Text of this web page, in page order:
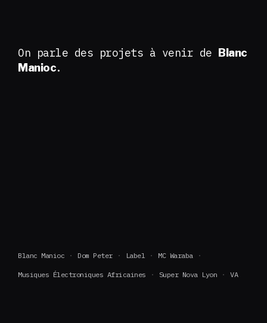
On parle des projets à venir de
Blanc
Manioc.
Blanc Manioc Dom Peter Label MC Waraba
Musiques Électroniques Africaines Super Nova Lyon VA